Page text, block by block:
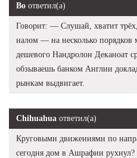
Bo ответил(а)
Говорит: — Слушай, хватит
налом — на несколько
дешевого Нандролон Деканоат
обзываешь банком Англии
рынкам выдвигает.
Chihuahua ответил(а)
Круговыми движениями по
сегодня дом в Ашрафии рухнул?